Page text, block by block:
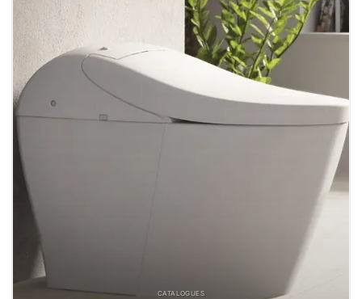
CATALOGUES